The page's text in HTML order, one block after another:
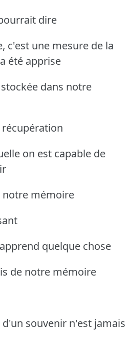
dire
c'est une mesure de la
été apprise
dans notre
récupération
on est capable de
notre mémoire
quelque chose
de notre mémoire
souvenir n'est jamais